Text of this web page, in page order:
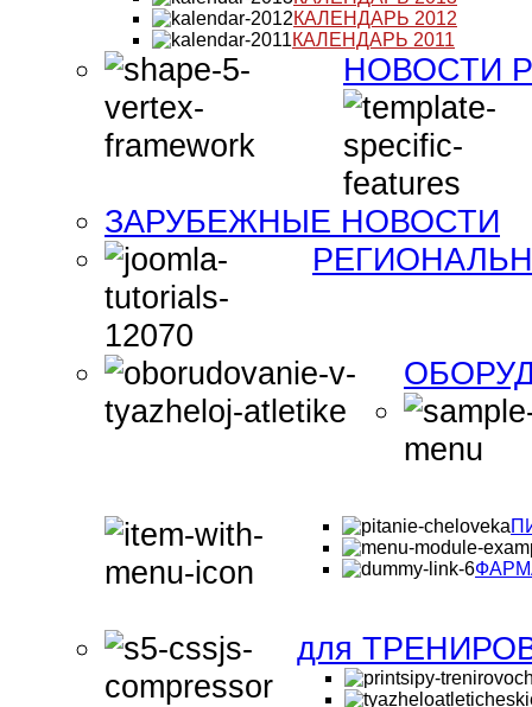
КАЛЕНДАРЬ 2012
КАЛЕНДАРЬ 2011
НОВОСТИ
ЗАРУБЕЖНЫЕ НОВОСТИ
для